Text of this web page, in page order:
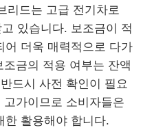
리드는 고급 전기차로
있습니다. 보조금이 적
어 더욱 매력적으로 다가
금의 적용 여부는 잔액
드시 사전 확인이 필요
가이므로 소비자들은
한 활용해야 합니다.